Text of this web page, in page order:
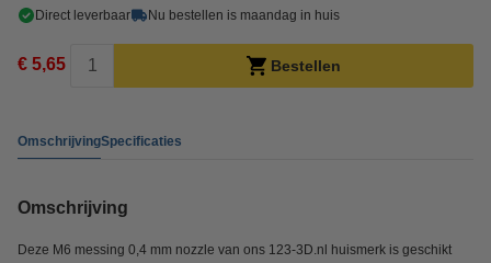
Direct leverbaar Nu bestellen is maandag in huis
€ 5,65 Bestellen
OmschrijvingSpecificaties
Omschrijving
Deze M6 messing 0,4 mm nozzle van ons 123-3D.nl huismerk is geschikt